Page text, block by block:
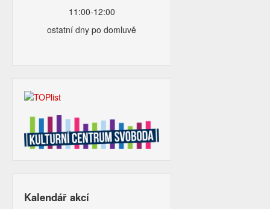
11:00-12:00
ostatní dny po domluvě
Kalendář akcí